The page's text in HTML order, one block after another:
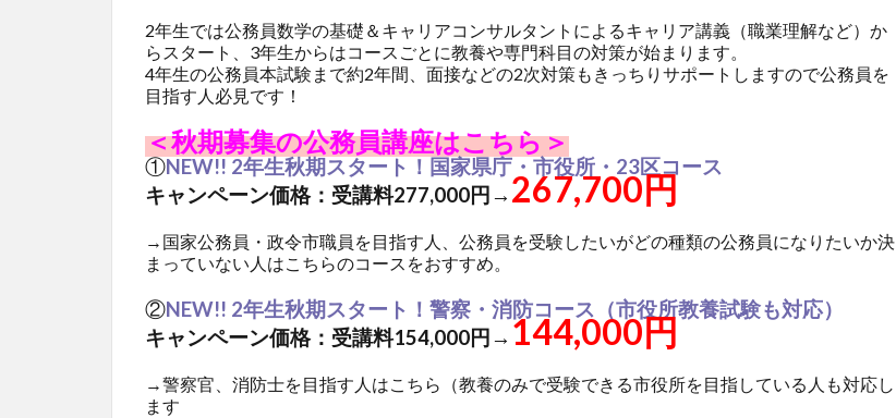
2年生では公務員数学の基礎＆キャリアコンサルタントによるキャリア講義（職業理解など）か
らスタート、3年生からはコースごとに教養や専門科目の対策が始まります。
4年生の公務員本試験まで約2年間、面接などの2次対策もきっちりサポートしますので公務員を
目指す人必見です！
＜秋期募集の公務員講座はこちら＞
①NEW!! 2年生秋期スタート！国家県庁・市役所・23区コース
キャンペーン価格：受講料277,000円→ 267,700円
→国家公務員・政令市職員を目指す人、公務員を受験したいがどの種類の公務員になりたいか決
まっていない人はこちらのコースをおすすめ。
②NEW!! 2年生秋期スタート！警察・消防コース（市役所教養試験も対応）
キャンペーン価格：受講料154,000円 →144,000円
→警察官、消防士を目指す人はこちら（教養のみで受験できる市役所を目指している人も対応し
ます